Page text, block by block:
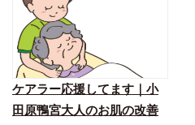
ケアラー応援してます｜小
田原鴨宮大人のお肌の改善